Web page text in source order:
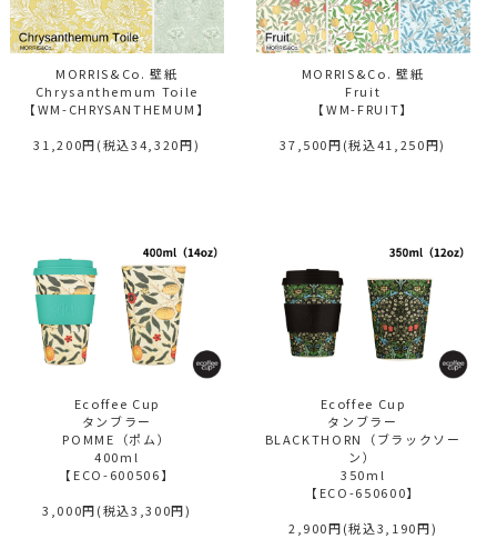
MORRIS&Co. 壁紙
Chrysanthemum Toile
【WM-CHRYSANTHEMUM】
31,200円(税込34,320円)
MORRIS&Co. 壁紙
Fruit
【WM-FRUIT】
37,500円(税込41,250円)
Ecoffee Cup
タンブラー
POMME（ポム）
400ml
【ECO-600506】
3,000円(税込3,300円)
Ecoffee Cup
タンブラー
BLACKTHORN（ブラックソー
ン）
350ml
【ECO-650600】
2,900円(税込3,190円)